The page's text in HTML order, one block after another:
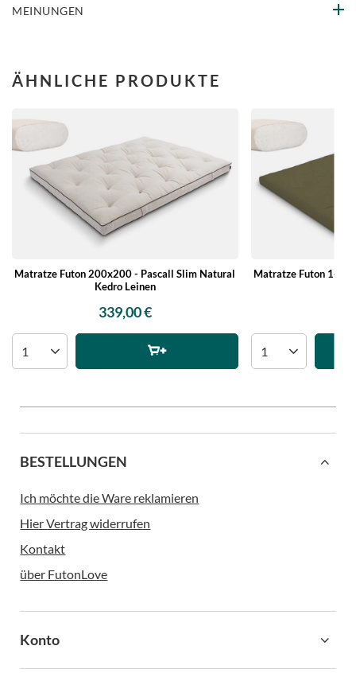
MEINUNGEN
ÄHNLICHE PRODUKTE
Matratze Futon 200x200 - Pascall Slim Natural
Kedro Leinen
339,00 €
Matratze Futon
BESTELLUNGEN
Ich möchte die Ware reklamieren
Hier Vertrag widerrufen
Kontakt
über FutonLove
Konto